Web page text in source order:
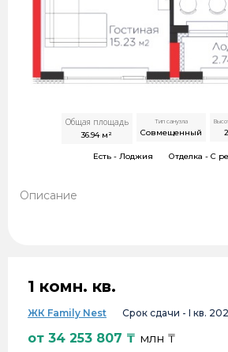
Общая площадь
36.94м²
Тип санузла
Совмещенный
Есть - Лоджия Отделка - С
Описание
1 комн. кв.
ЖК Family Nest Срок сдачи - I кв.
от 34 253 807 ₸ млн ₸